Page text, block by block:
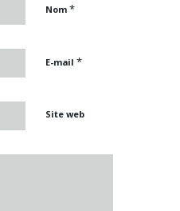
Nom *
E-mail *
Site web